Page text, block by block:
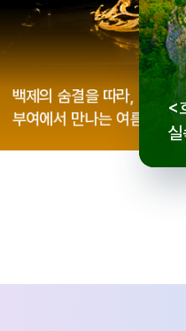
백제의 숨결을 따라,
부여에서 만나는 여름
<